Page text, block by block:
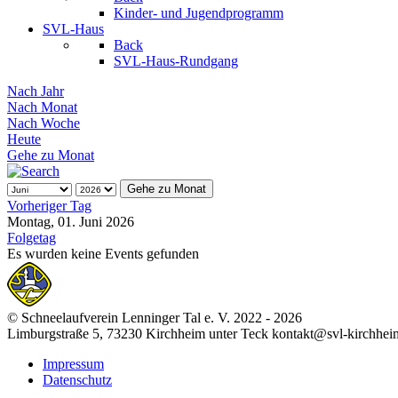
Kinder- und Jugendprogramm
SVL-Haus
Back
SVL-Haus-Rundgang
Nach Jahr
Nach Monat
Nach Woche
Heute
Gehe zu Monat
Gehe zu Monat
Vorheriger Tag
Montag, 01. Juni 2026
Folgetag
Es wurden keine Events gefunden
© Schneelaufverein Lenninger Tal e. V. 2022 - 2026
Limburgstraße 5, 73230 Kirchheim unter Teck kontakt@svl-
Impressum
Datenschutz